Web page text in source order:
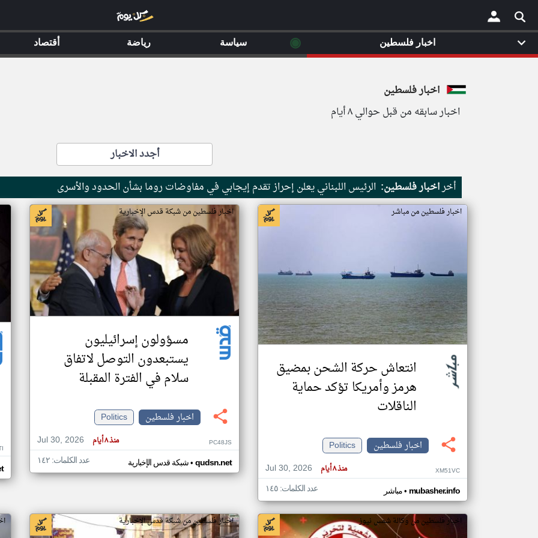
×
اخبار فلسطين
اخبار سابقه من قبل حوالي ٨ أيام
أجدد الاخبار
أخراخبار فلسطين: الرئيس اللبناني يعلن إحراز تقدم إيجابي في مفاوضات روما بشأن الحدود والأسرى
اخبار فلسطين من مباشر
انتعاش حركة الشحن بمضيق
هرمز وأمريكا تؤكد حماية
الناقلات
اخبار فلسطين
Politics
Jul 30, 2026
منذ ٨ أيام XM51VC
مباشر• mubasher.info عدد الكلمات: ١٤٥
اخبار فلسطين من شبكة قدس الإخبارية
مسؤولون إسرائيليون
يستبعدون التوصل لاتفاق
سلام في الفترة المقبلة
اخبار فلسطين
Politics
Jul 30, 2026
منذ ٨ أيام PC48JS
شبكة قدس الإخبارية• qudsn.net عدد الكلمات: ١٤٢
اخبار فلسطين من وكالة شمس نيوز اخبار فلسطين من شبكة قدس الإخبارية
اخبار فلسطين ◉ سياسة رياضة أقتصاد